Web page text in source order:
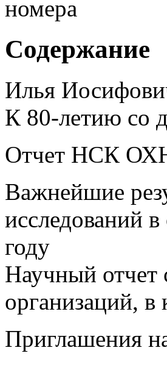
Содержание
Илья
К 80-летию со
Отчет НСК
Важнейшие
исследований
году
Научный отчет
организаций,
Приглашения